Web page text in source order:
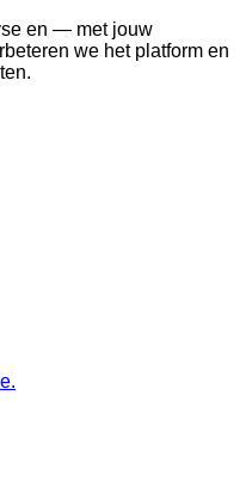
en — met jouw
we het platform en